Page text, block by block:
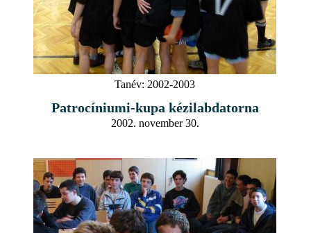
Tanév: 2002-2003
Patrocíniumi-kupa kézilabdatorna
2002. november 30.